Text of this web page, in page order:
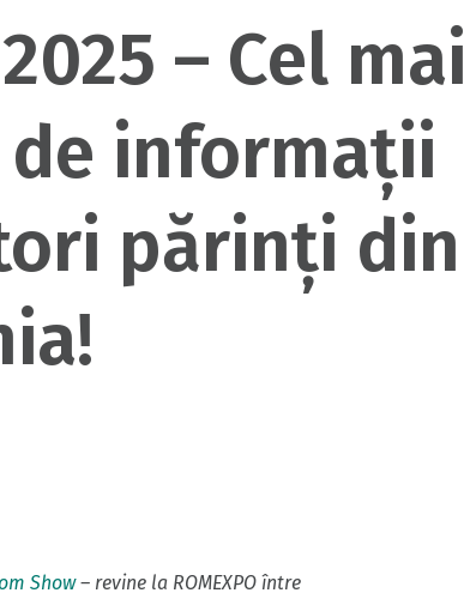
– Cel mai
de informații
părinți din
Show– revine la ROMEXPO între